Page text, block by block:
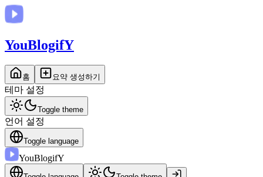
YouBlogifY
홈 요약 생성하기
테마 설정
Toggle theme
언어 설정
Toggle language
YouBlogifY